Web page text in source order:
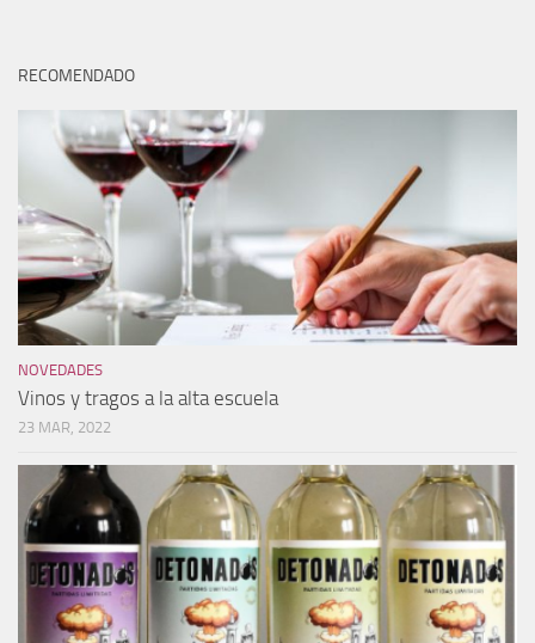
RECOMENDADO
NOVEDADES
Vinos y tragos a la alta escuela
23 MAR, 2022